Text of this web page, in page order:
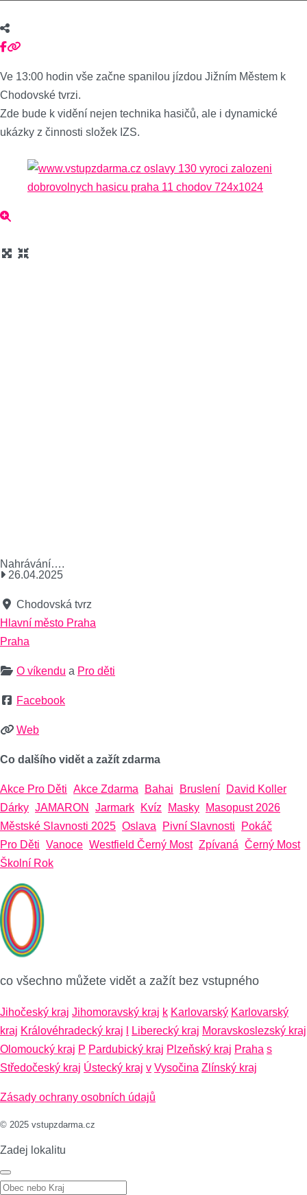
Ve 13:00 hodin vše začne spanilou jízdou Jižním Městem k
Chodovské tvrzi.
Zde bude k vidění nejen technika hasičů, ale i dynamické
ukázky z činnosti složek IZS.
Nahrávání….
26.04.2025
Chodovská tvrz
Hlavní město Praha
Praha
O víkendu a Pro děti
Facebook
Web
Co dalšího vidět a zažít zdarma
Akce Pro Děti Akce Zdarma Bahai Bruslení
David Koller
Dárky JAMARON Jarmark Kvíz Masky
Masopust 2026
Městské Slavnosti 2025 Oslava Pivní Slavnosti
Pokáč
Pro Děti Vanoce Westfield Černý Most Zpívaná Černý Most
Školní Rok
co všechno můžete vidět a zažít bez vstupného
Jihočeský kraj Jihomoravský kraj k Karlovarský Karlovarský
kraj Královéhradecký kraj Liberecký kraj Moravskoslezský kraj
Olomoucký kraj P Pardubický kraj Plzeňský kraj Praha s
Středočeský kraj Ústecký kraj v Vysočina Zlínský kraj
Zásady ochrany osobních údajů
© 2025 vstupzdarma.cz
Zadej lokalitu
Zadej lokalitu